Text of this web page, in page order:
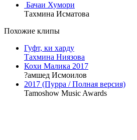
Бачаи Хумори
Тахмина Исматова
Похожие клипы
Гуфт, ки харду
Тахмина Ниязова
Кохи Малика 2017
?амшед Исмоилов
2017 (Пурра / Полная версия)
Tamoshow Music Awards